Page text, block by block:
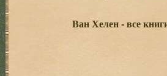
Ван Хелен - все